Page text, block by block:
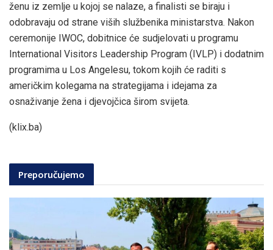
ženu iz zemlje u kojoj se nalaze, a finalisti se biraju i
odobravaju od strane viših službenika ministarstva. Nakon
ceremonije IWOC, dobitnice će sudjelovati u programu
International Visitors Leadership Program (IVLP) i dodatnim
programima u Los Angelesu, tokom kojih će raditi s
američkim kolegama na strategijama i idejama za
osnaživanje žena i djevojčica širom svijeta.
(klix.ba)
Preporučujemo